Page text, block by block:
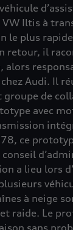
Iltis à
le plus
retour, il
alors
Audi. Il
groupe de
avec
ce
a lieu lors
à neige
raide. Le
sans